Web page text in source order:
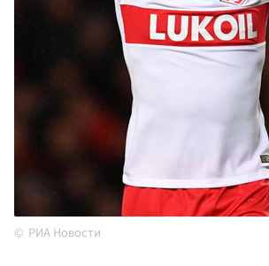
РИА Новости